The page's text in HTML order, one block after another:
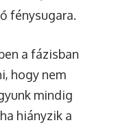
fénysugara.
a fázisban
hogy nem
mindig
hiányzik a